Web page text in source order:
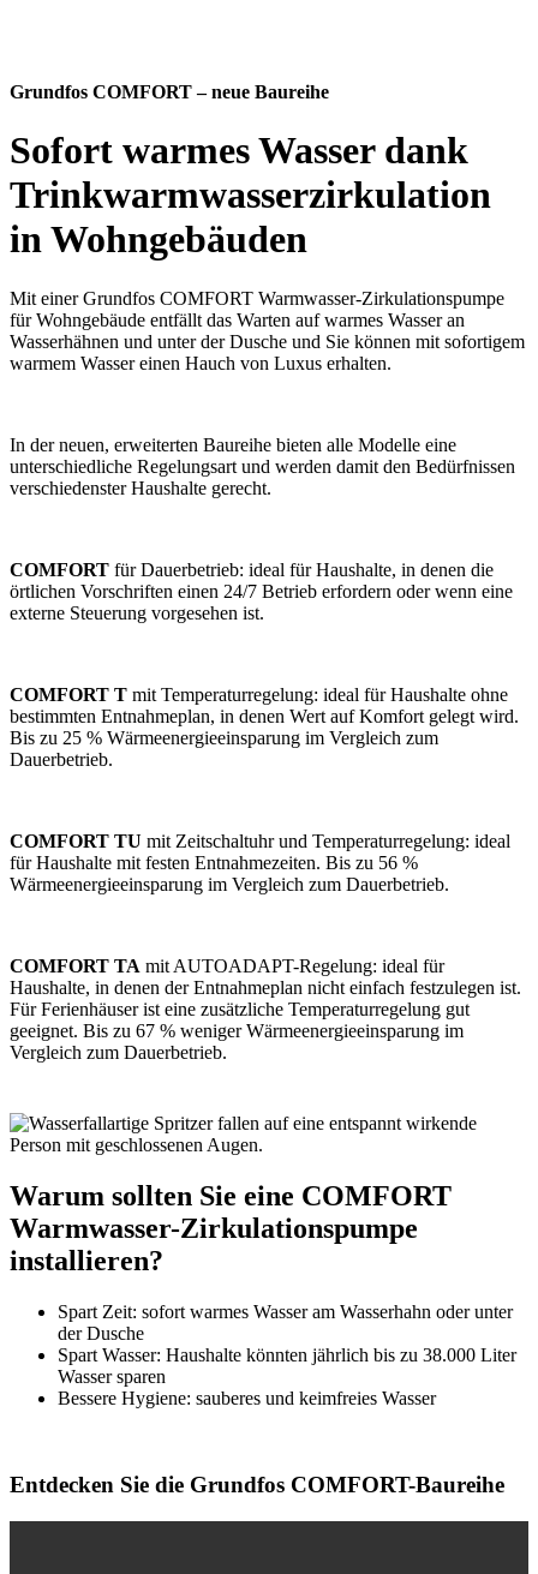
Grundfos COMFORT – neue Baureihe
Sofort warmes Wasser dank
Trinkwarmwasserzirkulation
in Wohngebäuden
Mit einer Grundfos COMFORT Warmwasser-Zirkulationspumpe
für Wohngebäude entfällt das Warten auf warmes Wasser an
Wasserhähnen und unter der Dusche und Sie können mit sofortigem
warmem Wasser einen Hauch von Luxus erhalten.
In der neuen, erweiterten Baureihe bieten alle Modelle eine
unterschiedliche Regelungsart und werden damit den Bedürfnissen
verschiedenster Haushalte gerecht.
COMFORT für Dauerbetrieb: ideal für Haushalte, in denen die
örtlichen Vorschriften einen 24/7 Betrieb erfordern oder wenn eine
externe Steuerung vorgesehen ist.
COMFORT T mit Temperaturregelung: ideal für Haushalte ohne
bestimmten Entnahmeplan, in denen Wert auf Komfort gelegt wird.
Bis zu 25 % Wärmeenergieeinsparung im Vergleich zum
Dauerbetrieb.
COMFORT TU mit Zeitschaltuhr und Temperaturregelung: ideal
für Haushalte mit festen Entnahmezeiten. Bis zu 56 %
Wärmeenergieeinsparung im Vergleich zum Dauerbetrieb.
COMFORT TA mit AUTOADAPT-Regelung: ideal für
Haushalte, in denen der Entnahmeplan nicht einfach festzulegen ist.
Für Ferienhäuser ist eine zusätzliche Temperaturregelung gut
geeignet. Bis zu 67 % weniger Wärmeenergieeinsparung im
Vergleich zum Dauerbetrieb.
Warum sollten Sie eine COMFORT
Warmwasser-Zirkulationspumpe
installieren?
Spart Zeit: sofort warmes Wasser am Wasserhahn oder unter
der Dusche
Spart Wasser: Haushalte könnten jährlich bis zu 38.000 Liter
Wasser sparen
Bessere Hygiene: sauberes und keimfreies Wasser
Entdecken Sie die Grundfos COMFORT-Baureihe